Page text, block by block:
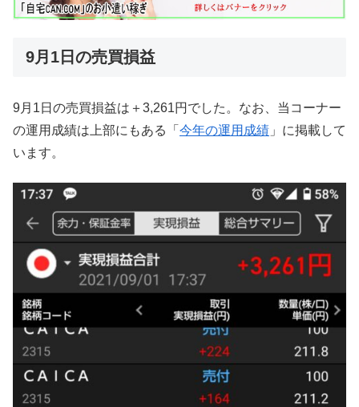
9月1日の売買損益
9月1日の売買損益は＋3,261円でした。なお、当コーナー
の運用成績は上部にもある「 今年の運用成績 」に掲載して
います。